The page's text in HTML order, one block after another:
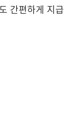
간편하게 지급